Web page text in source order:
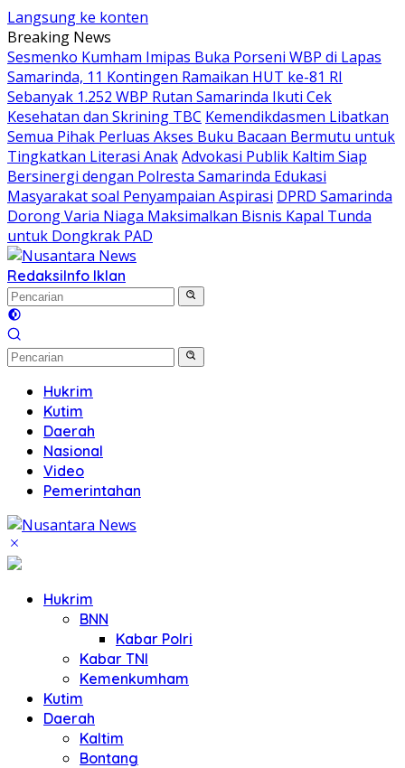
Langsung ke konten
Breaking News
Sesmenko Kumham Imipas Buka Porseni WBP di Lapas
Samarinda, 11 Kontingen Ramaikan HUT ke-81 RI
Sebanyak 1.252 WBP Rutan Samarinda Ikuti Cek
Kesehatan dan Skrining TBC Kemendikdasmen Libatkan
Semua Pihak Perluas Akses Buku Bacaan Bermutu untuk
Tingkatkan Literasi AnakAdvokasi Publik Kaltim Siap
Bersinergi dengan Polresta Samarinda Edukasi
Masyarakat soal Penyampaian Aspirasi DPRD Samarinda
Dorong Varia Niaga Maksimalkan Bisnis Kapal Tunda
untuk Dongkrak PAD
RedaksiInfo Iklan
Hukrim
Kutim
Daerah
Nasional
Video
Pemerintahan
Hukrim
BNN
Kabar Polri
Kabar TNI
Kemenkumham
Kutim
Daerah
Kaltim
Bontang